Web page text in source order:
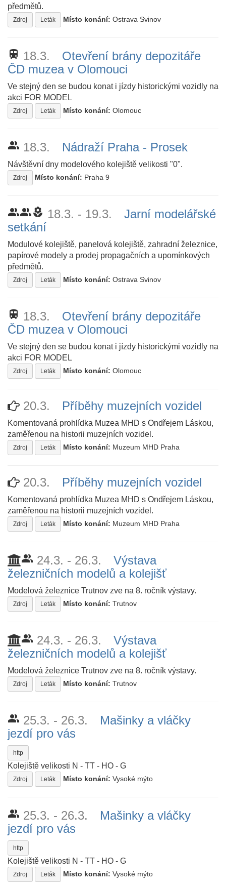
předmětů.
Zdroj Leták Místo konání: Ostrava Svinov
train 18.3.
Otevření brány depozitáře
ČD muzea v Olomouci
Ve stejný den se budou konat i jízdy historickými vozidly na
akci FOR MODEL
Zdroj Leták Místo konání: Olomouc
people_alt 18.3. Nádraží Praha - Prosek
Návštěvní dny modelového kolejiště velikosti "0".
Zdroj Místo konání: Praha 9
people_altpeople_altlocal_florist 18.3. - 19.3.
Jarní modelářské
setkání
Modulové kolejiště, panelová kolejiště, zahradní železnice,
papírové modely a prodej propagačních a upomínkových
předmětů.
Zdroj Leták Místo konání: Ostrava Svinov
train 18.3.
Otevření brány depozitáře
ČD muzea v Olomouci
Ve stejný den se budou konat i jízdy historickými vozidly na
akci FOR MODEL
Zdroj Leták Místo konání: Olomouc
20.3. Příběhy muzejních vozidel
Komentovaná prohlídka Muzea MHD s Ondřejem Láskou,
zaměřenou na historii muzejních vozidel.
Zdroj Leták Místo konání: Muzeum MHD Praha
20.3. Příběhy muzejních vozidel
Komentovaná prohlídka Muzea MHD s Ondřejem Láskou,
zaměřenou na historii muzejních vozidel.
Zdroj Leták Místo konání: Muzeum MHD Praha
people_alt 24.3. - 26.3.
Výstava
železničních modelů a kolejišť
Modelová železnice Trutnov zve na 8. ročník výstavy.
Zdroj Leták Místo konání: Trutnov
people_alt 24.3. - 26.3.
Výstava
železničních modelů a kolejišť
Modelová železnice Trutnov zve na 8. ročník výstavy.
Zdroj Leták Místo konání: Trutnov
people_alt 25.3. - 26.3.
Mašinky a vláčky
jezdí pro vás
http
Kolejiště velikosti N - TT - HO - G
Zdroj Leták Místo konání: Vysoké mýto
people_alt 25.3. - 26.3.
Mašinky a vláčky
jezdí pro vás
http
Kolejiště velikosti N - TT - HO - G
Zdroj Leták Místo konání: Vysoké mýto